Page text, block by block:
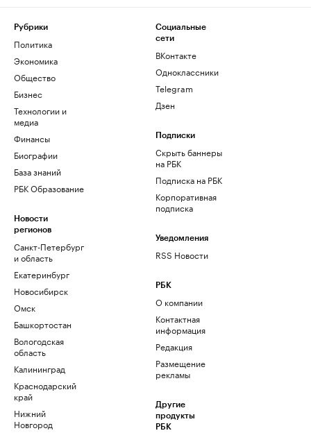
Рубрики
Политика
Экономика
Общество
Бизнес
Технологии и
медиа
Финансы
Биографии
База знаний
РБК Образование
Новости
регионов
Санкт-Петербург
и область
Екатеринбург
Новосибирск
Омск
Башкортостан
Вологодская
область
Калининград
Краснодарский
край
Нижний
Новгород
Социальные
сети
ВКонтакте
Одноклассники
Telegram
Дзен
Подписки
Скрыть баннеры
на РБК
Подписка на РБК
Корпоративная
подписка
Уведомления
RSS Новости
РБК
О компании
Контактная
информация
Редакция
Размещение
рекламы
Другие
продукты
РБК